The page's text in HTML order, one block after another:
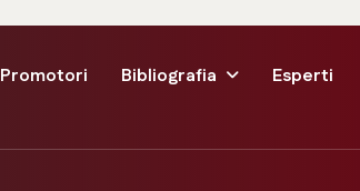
Promotori Bibliografia Esperti